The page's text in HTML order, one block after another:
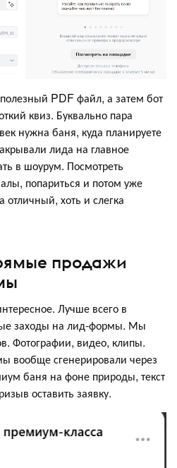
PDF файл, а затем бот
квиз. Буквально пара
нужна баня, куда планируете
лида на главное
в шоурум. Посмотреть
попариться и потом уже
отличный, хоть и слегка
продажи
Лучше всего в
заходы на лид-формы. Мы
Фотографии, видео, клипы.
вообще сгенерировали через
баня на фоне природы, текст
оставить заявку.